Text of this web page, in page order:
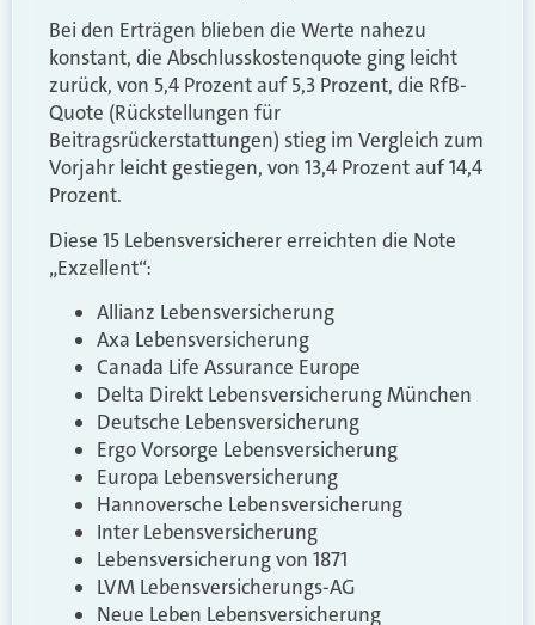
Bei den Erträgen blieben die Werte nahezu
konstant, die Abschlusskostenquote ging leicht
zurück, von 5,4 Prozent auf 5,3 Prozent, die RfB-
Quote (Rückstellungen für
Beitragsrückerstattungen) stieg im Vergleich zum
Vorjahr leicht gestiegen, von 13,4 Prozent auf 14,4
Prozent.
Diese 15 Lebensversicherer erreichten die Note
„Exzellent“:
Allianz Lebensversicherung
Axa Lebensversicherung
Canada Life Assurance Europe
Delta Direkt Lebensversicherung München
Deutsche Lebensversicherung
Ergo Vorsorge Lebensversicherung
Europa Lebensversicherung
Hannoversche Lebensversicherung
Inter Lebensversicherung
Lebensversicherung von 1871
LVM Lebensversicherungs-AG
Neue Leben Lebensversicherung